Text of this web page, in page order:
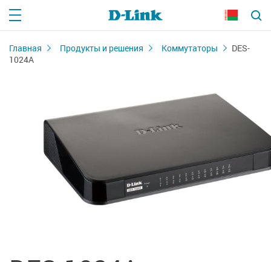
Главная Продукты и решения Коммутаторы
DES-
1024A